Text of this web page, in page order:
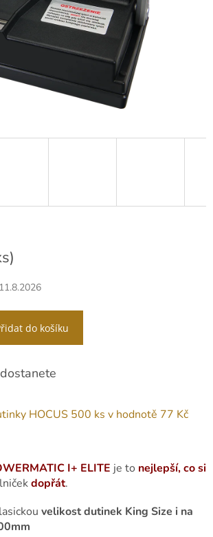
11.8.2026
do košíku
HOCUS 500 ks v hodnotě 77 Kč
I+ ELITE je to nejlepší, co si
dopřát.
velikost dutinek King Size i na